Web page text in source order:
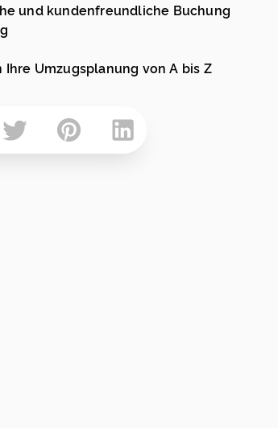
und kundenfreundliche Buchung
Umzugsplanung von A bis Z